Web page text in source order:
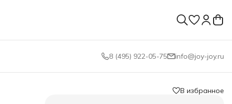
8 (495) 922-05-75 info@joy-joy.ru
В избранное